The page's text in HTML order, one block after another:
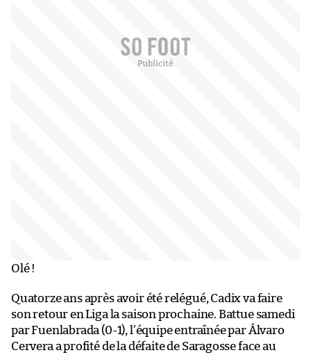
Olé !
Quatorze ans après avoir été relégué, Cadix va faire
son retour en Liga la saison prochaine. Battue samedi
par Fuenlabrada (0-1), l’équipe entraînée par Álvaro
Cervera a profité de la défaite de Saragosse face au